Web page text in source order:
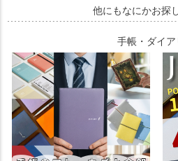
他にもなにかお探
手帳・ダイア